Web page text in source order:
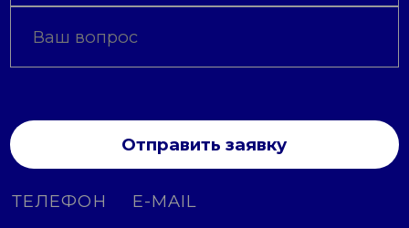
Отправить заявку
ТЕЛЕФОН E-MAIL